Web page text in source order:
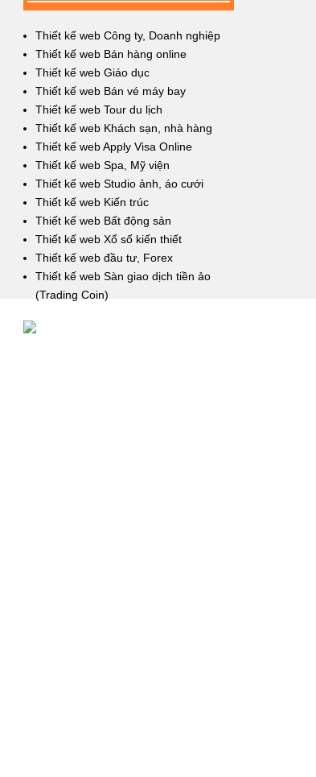
Thiết kế web Công ty, Doanh nghiệp
Thiết kế web Bán hàng online
Thiết kế web Giáo dục
Thiết kế web Bán vé máy bay
Thiết kế web Tour du lịch
Thiết kế web Khách sạn, nhà hàng
Thiết kế web Apply Visa Online
Thiết kế web Spa, Mỹ viện
Thiết kế web Studio ảnh, áo cưới
Thiết kế web Kiến trúc
Thiết kế web Bất động sản
Thiết kế web Xổ số kiến thiết
Thiết kế web đầu tư, Forex
Thiết kế web Sàn giao dịch tiền ảo
(Trading Coin)